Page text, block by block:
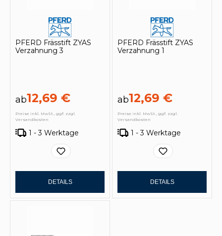
PFERD Frässtift ZYAS
Verzahnung 3
ab12,69 €
Preise inkl. MwSt., ggf. zzgl.
Versandkosten
1 - 3 Werktage
DETAILS
PFERD Frässtift ZYAS
Verzahnung 1
ab12,69 €
Preise inkl. MwSt., ggf. zzgl.
Versandkosten
1 - 3 Werktage
DETAILS